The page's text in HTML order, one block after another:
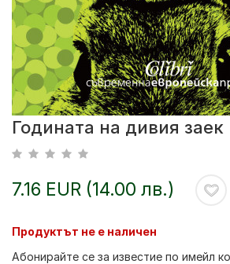
Годината на дивия заек
7.16 EUR (14.00 лв.)
Продуктът не е наличен
Абонирайте се за известие по имейл